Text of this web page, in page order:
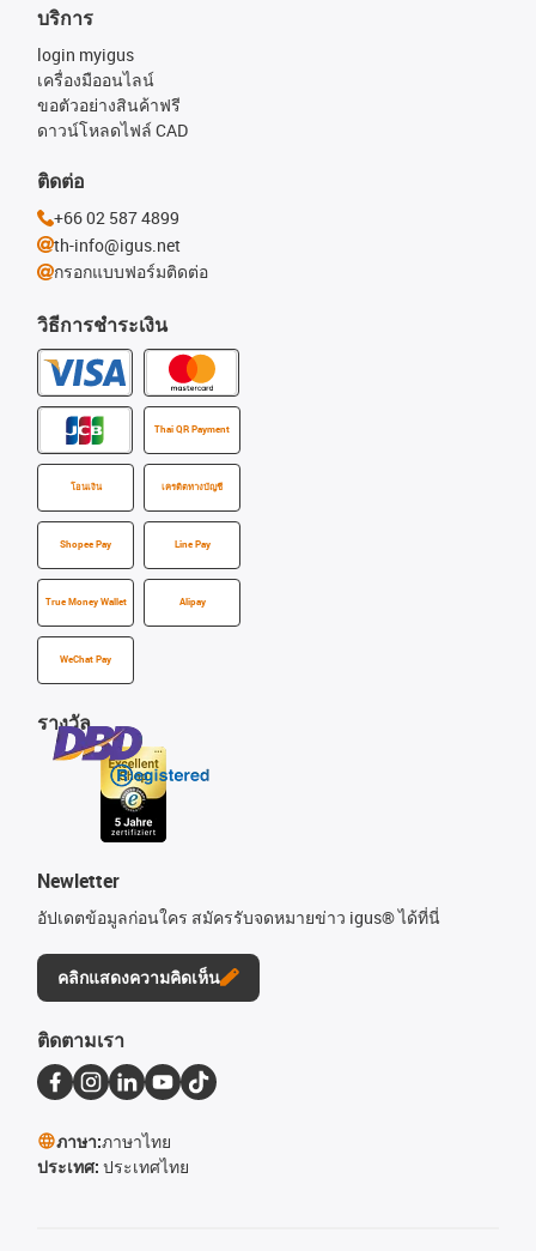
วิธีการชำระเงิน
Thai QR Payment
โอนเงิน เครดิตทางบัญชี
Shopee Pay Line Pay
True Money Wallet Alipay
WeChat Pay
บริการ
login myigus
เครื่องมืออนไลน์
ขอตัวอย่างสินค้าฟรี
ดาวน์โหลดไฟล์ CAD
รางวัล
Newletter
อัปเดตข้อมูลก่อนใคร สมัครรับจดหมายข่าว igus® ได้ที่นี่
คลิกแสดงความคิดเห็น
ติดต่อ
+66 02 587 4899
th-info@igus.net
กรอกแบบฟอร์มติดต่อ
ติดตามเรา
ภาษา:ภาษาไทย
ประเทศ: ประเทศไทย